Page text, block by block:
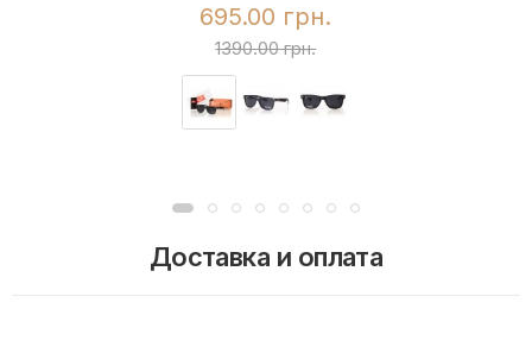
695.00 грн.
1390.00 грн.
Доставка и оплата